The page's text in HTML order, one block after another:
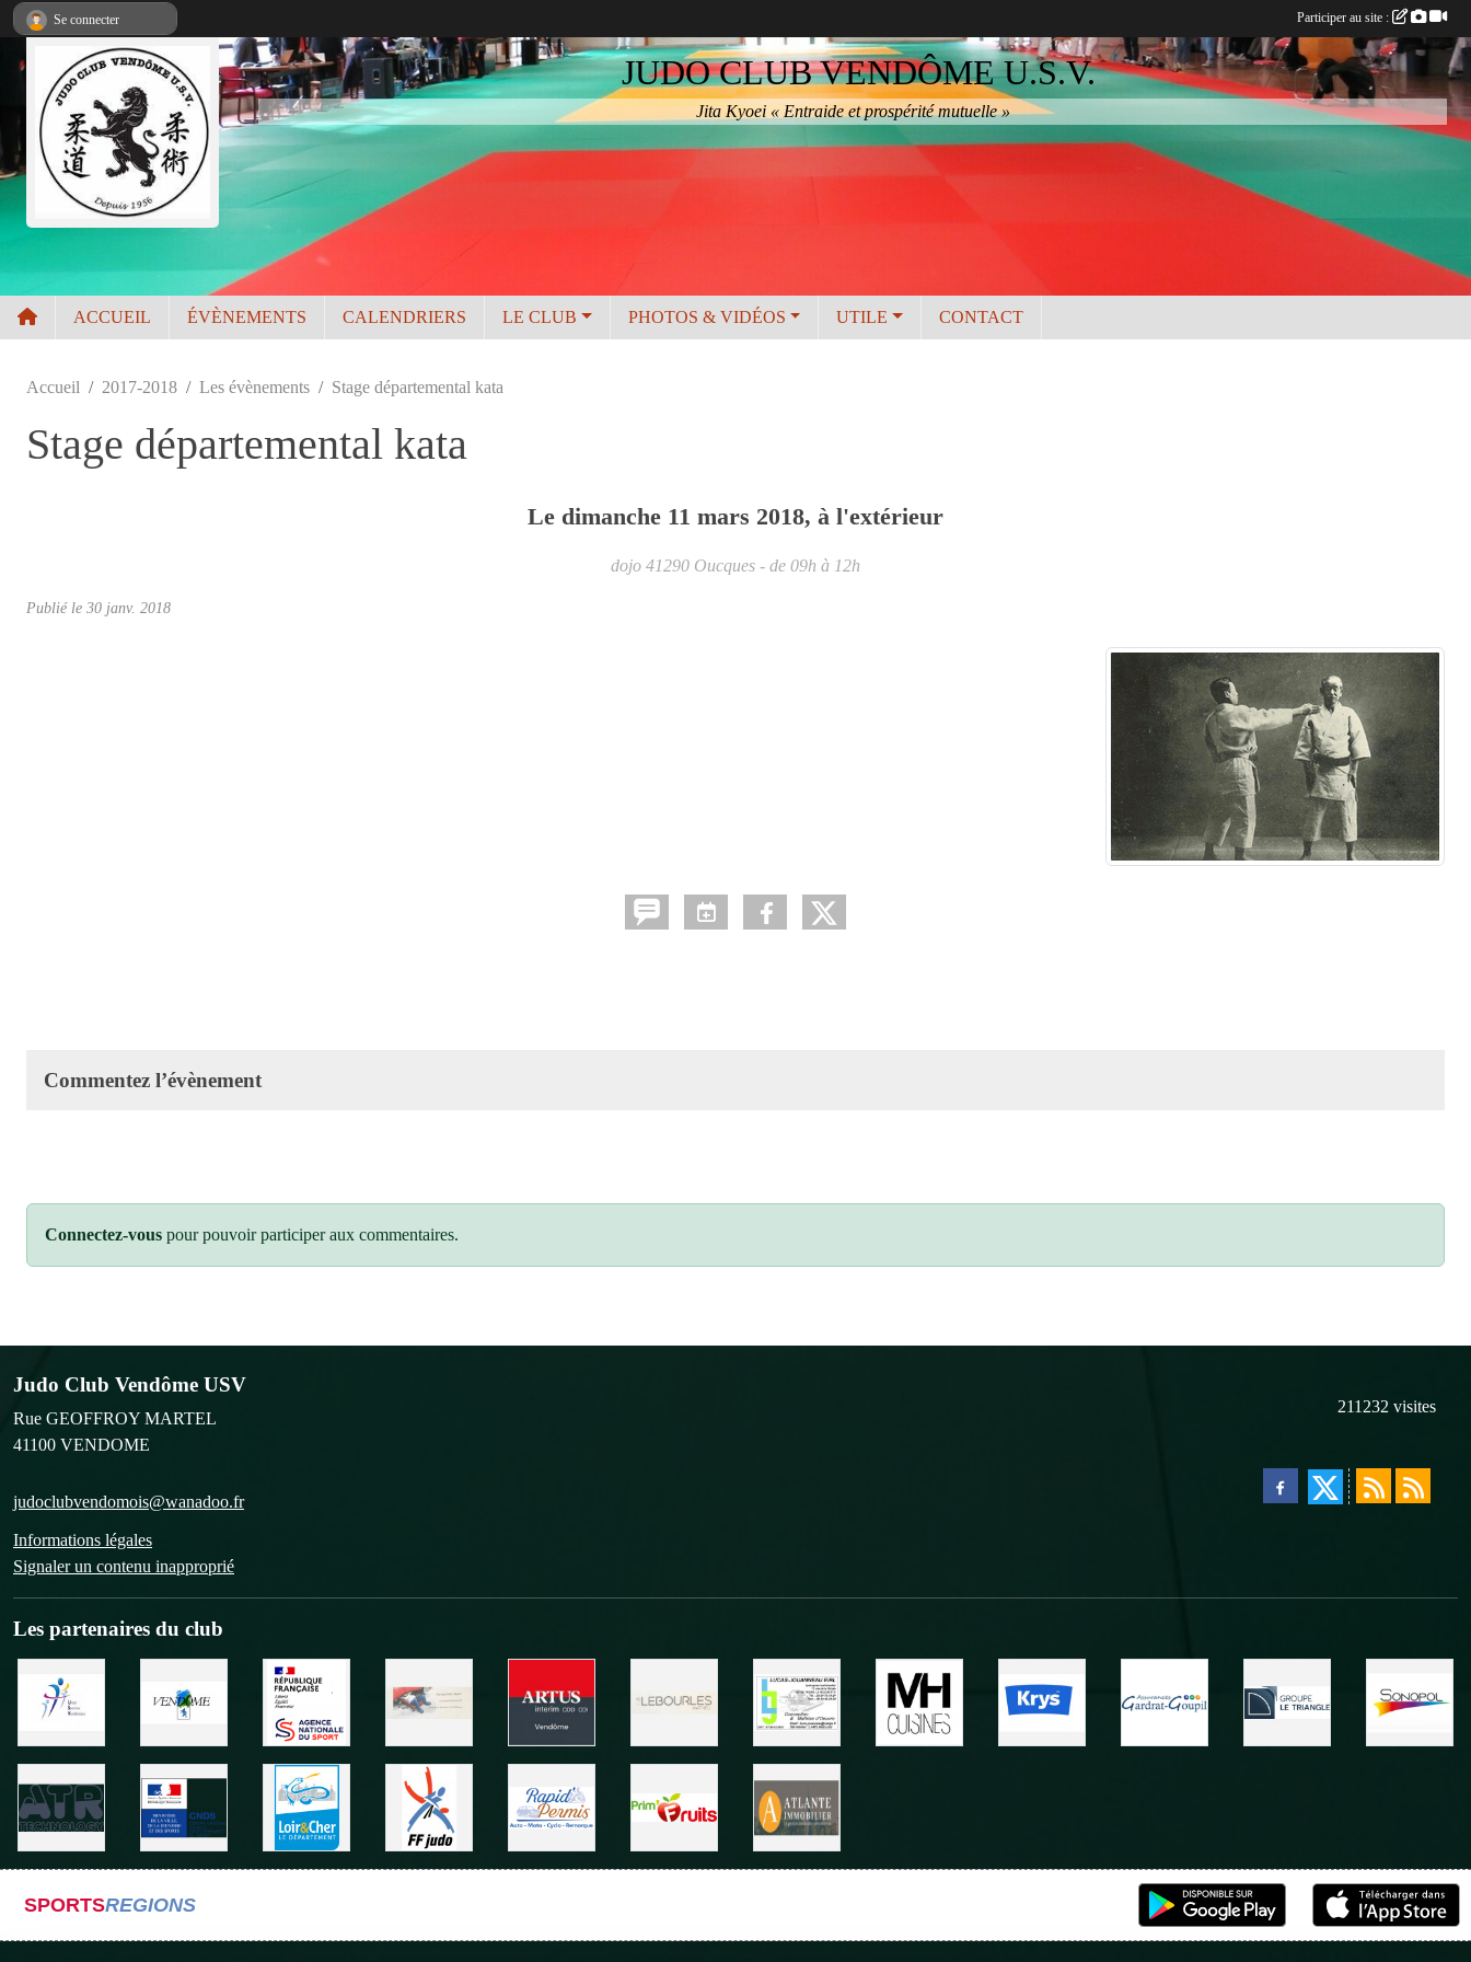
JUDO CLUB VENDÔME U.S.V.
Jita Kyoei « Entraide et prospérité mutuelle »
ACCUEIL ÉVÈNEMENTS CALENDRIERS LE CLUB PHOTOS & VIDÉOS UTILE CONTACT
Accueil 2017-2018 Les évènements Stage départemental kata
Stage départemental kata
Le dimanche 11 mars 2018, à l'extérieur
dojo 41290 Oucques - de 09h à 12h
Publié le 30 janv. 2018
Commentez l’évènement
Connectez-vous pour pouvoir participer aux commentaires.
Judo Club Vendôme USV
Rue GEOFFROY MARTEL
41100 VENDOME
judoclubvendomois@wanadoo.fr
Informations légales
Signaler un contenu inapproprié
211232 visites
Les partenaires du club
SPORTSREGIONS
Se connecter Participer au site :
Panneau de gestion des cookies